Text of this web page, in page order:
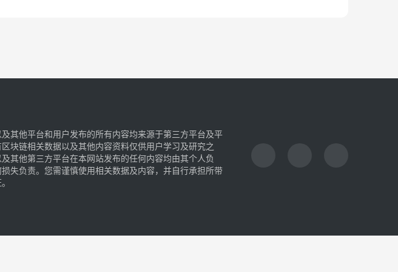
其他平台和用户发布的所有内容均来源于第三方平台及平
块链相关数据以及其他内容资料仅供用户学习及研究之
其他第三方平台在本网站发布的任何内容均由其个人负
失负责。您需谨慎使用相关数据及内容，并自行承担所带